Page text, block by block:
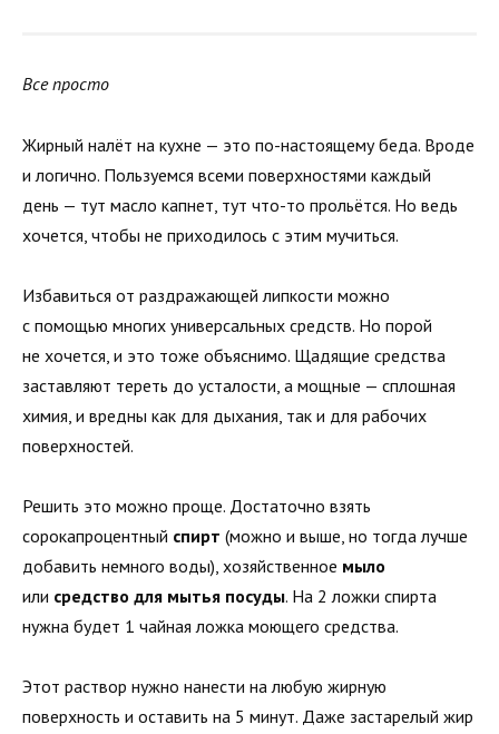
Все просто
Жирный налёт на кухне — это по-настоящему беда. Вроде
и логично. Пользуемся всеми поверхностями каждый
день — тут масло капнет, тут что-то прольётся. Но ведь
хочется, чтобы не приходилось с этим мучиться.
Избавиться от раздражающей липкости можно
с помощью многих универсальных средств. Но порой
не хочется, и это тоже объяснимо. Щадящие средства
заставляют тереть до усталости, а мощные — сплошная
химия, и вредны как для дыхания, так и для рабочих
поверхностей.
Решить это можно проще. Достаточно взять
сорокапроцентный спирт (можно и выше, но тогда лучше
добавить немного воды), хозяйственное мыло
или средство для мытья посуды. На 2 ложки спирта
нужна будет 1 чайная ложка моющего средства.
Этот раствор нужно нанести на любую жирную
поверхность и оставить на 5 минут. Даже застарелый жир